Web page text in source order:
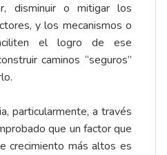
disminuir o mitigar los
y los mecanismos o
el logro de ese
caminos “seguros”
particularmente, a través
que un factor que
crecimiento más altos es